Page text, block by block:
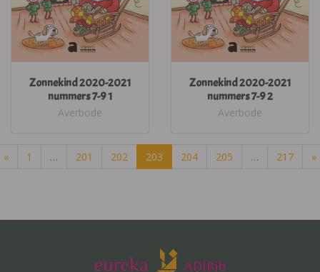
Zonnekind 2020-2021
nummers 7-9 1
Averbode
Zonnekind 2020-2021
nummers 7-9 2
Averbode
« 1 … 201 202 203 204 205 … 217 »